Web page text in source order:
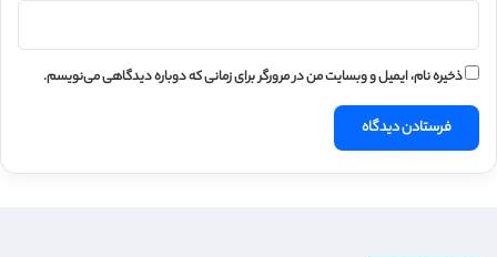
ذخیره نام، ایمیل و وبسایت من در مرورگر برای زمانی که دوباره دیدگاهی می‌نویسم.